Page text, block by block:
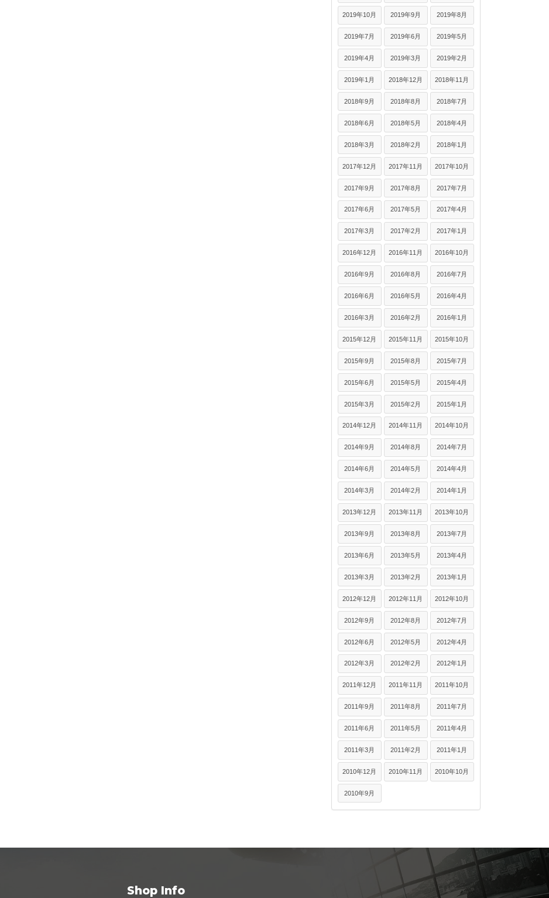
2019年10月 2019年9月 2019年8月
2019年7月 2019年6月 2019年5月
2019年4月 2019年3月 2019年2月
2019年1月 2018年12月 2018年11月
2018年9月 2018年8月 2018年7月
2018年6月 2018年5月 2018年4月
2018年3月 2018年2月 2018年1月
2017年12月 2017年11月 2017年10月
2017年9月 2017年8月 2017年7月
2017年6月 2017年5月 2017年4月
2017年3月 2017年2月 2017年1月
2016年12月 2016年11月 2016年10月
2016年9月 2016年8月 2016年7月
2016年6月 2016年5月 2016年4月
2016年3月 2016年2月 2016年1月
2015年12月 2015年11月 2015年10月
2015年9月 2015年8月 2015年7月
2015年6月 2015年5月 2015年4月
2015年3月 2015年2月 2015年1月
2014年12月 2014年11月 2014年10月
2014年9月 2014年8月 2014年7月
2014年6月 2014年5月 2014年4月
2014年3月 2014年2月 2014年1月
2013年12月 2013年11月 2013年10月
2013年9月 2013年8月 2013年7月
2013年6月 2013年5月 2013年4月
2013年3月 2013年2月 2013年1月
2012年12月 2012年11月 2012年10月
2012年9月 2012年8月 2012年7月
2012年6月 2012年5月 2012年4月
2012年3月 2012年2月 2012年1月
2011年12月 2011年11月 2011年10月
2011年9月 2011年8月 2011年7月
2011年6月 2011年5月 2011年4月
2011年3月 2011年2月 2011年1月
2010年12月 2010年11月 2010年10月
2010年9月
Shop Info